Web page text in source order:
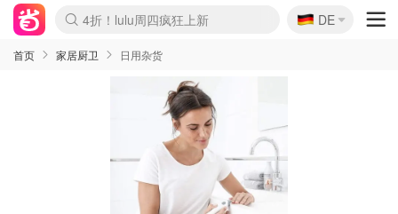
Boticinal 夏促开抢！
4折！lulu周四疯狂上新
还没结束！&OtherStories大促
Joybuy变相75折 随时失效
速领！Stanley独家85折
疑似霸哥！Camper额外叠85折
Zalando 奥莱闪促！每日更新
Moncler反季囤！5折起+叠9折
Coach Brooklyn仅€192
🇩🇪
DE
首页 家居厨卫 日用杂货